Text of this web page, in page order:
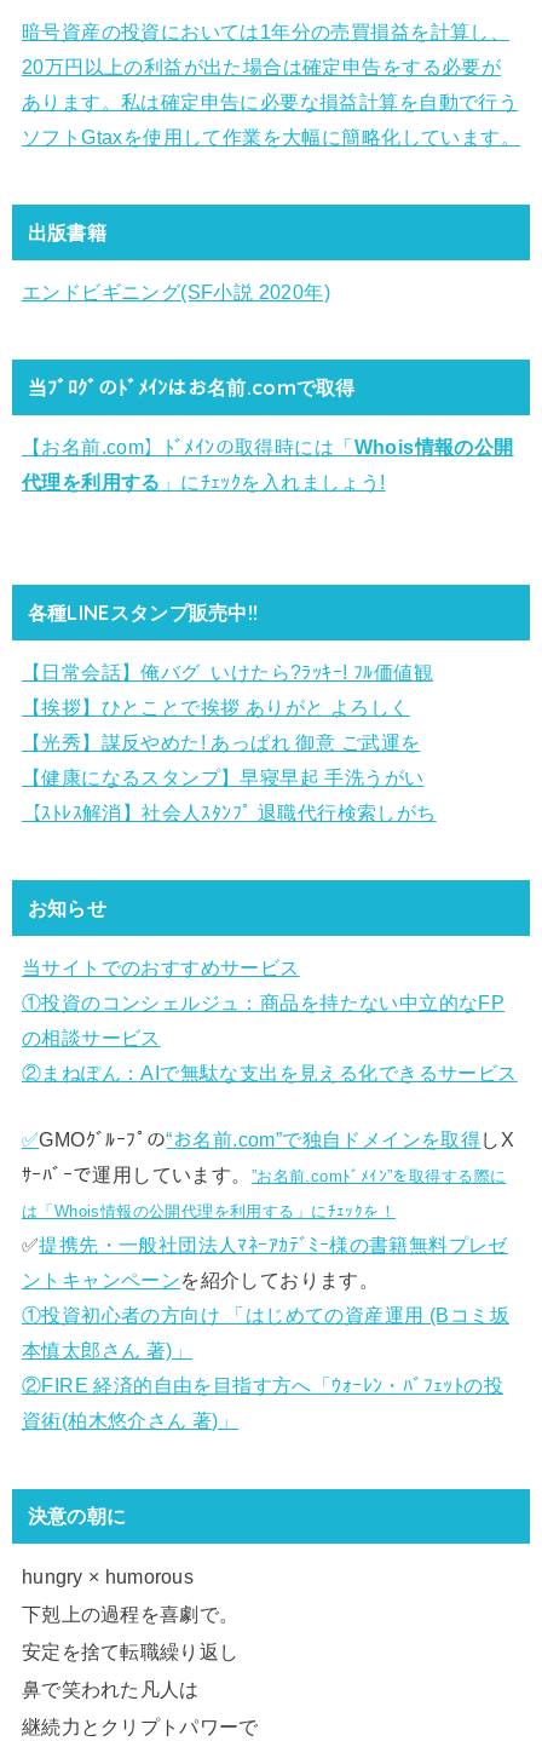
暗号資産の投資においては1年分の売買損益を計算し、
20万円以上の利益が出た場合は確定申告をする必要が
あります。私は確定申告に必要な損益計算を自動で行う
ソフトGtaxを使用して作業を大幅に簡略化しています。
出版書籍
エンドビギニング(SF小説 2020年)
当ﾌﾞﾛｸﾞのﾄﾞﾒｲﾝはお名前.comで取得
【お名前.com】ﾄﾞﾒｲﾝの取得時には「Whois情報の公開
代理を利用する 」にﾁｪｯｸを入れましょう!
各種LINEスタンプ販売中!!
【日常会話】俺バグ いけたら?ﾗｯｷｰ! ﾌﾙ価値観
【挨拶】ひとことで挨拶 ありがと よろしく
【光秀】謀反やめた! あっぱれ 御意 ご武運を
【健康になるスタンプ】早寝早起 手洗うがい
【ｽﾄﾚｽ解消】社会人ｽﾀﾝﾌﾟ 退職代行検索しがち
お知らせ
当サイトでのおすすめサービス
①投資のコンシェルジュ：商品を持たない中立的なFP
の相談サービス
②まねぽん：AIで無駄な支出を見える化できるサービス
✅GMOｸﾞﾙｰﾌﾟの“お名前.com”で独自ドメインを取得しX
ｻｰﾊﾞｰで運用しています。 ”お名前.comﾄﾞﾒｲﾝ”を取得する際に
は「Whois情報の公開代理を利用する」にﾁｪｯｸを！
✅提携先・一般社団法人ﾏﾈｰｱｶﾃﾞﾐｰ様の書籍無料プレゼ
ントキャンペーンを紹介しております。
①投資初心者の方向け 「はじめての資産運用 (Bコミ坂
本慎太郎さん 著)」
②FIRE 経済的自由を目指す方へ「ｳｫｰﾚﾝ・ﾊﾞﾌｪｯﾄの投
資術(柏木悠介さん 著)」
決意の朝に
hungry × humorous
下剋上の過程を喜劇で。
安定を捨て転職繰り返し
鼻で笑われた凡人は
継続力とクリプトパワーで